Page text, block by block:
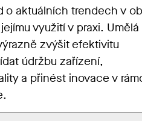
o aktuálních trendech v
využití v praxi. Umělá
zvýšit efektivitu
údržbu zařízení,
a přinést inovace v